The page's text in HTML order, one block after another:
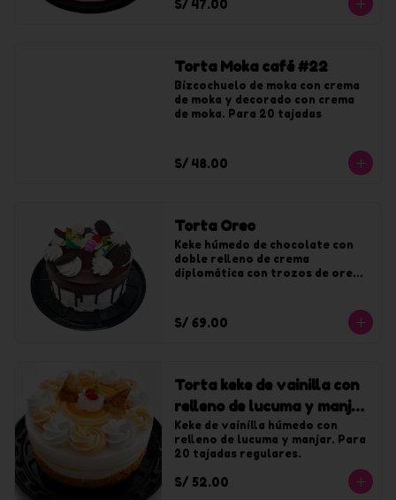
S/ 47.00
Torta Moka café #22
Bizcochuelo de moka con crema
de moka y decorado con crema
de moka. Para 20 tajadas
S/ 48.00
Torta Oreo
Keke húmedo de chocolate con
doble relleno de crema
diplomática con trozos de oreo.
S/ 69.00
Torta keke de vainilla con
relleno de lucuma y manjar
mediana
Keke de vainilla húmedo con
relleno de lucuma y manjar. Para
20 tajadas regulares.
S/ 52.00